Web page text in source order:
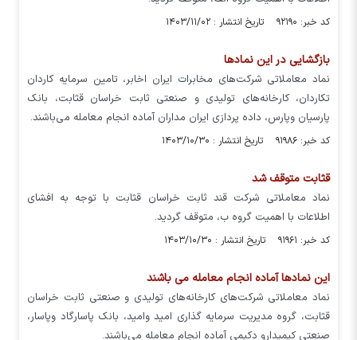
کد خبر: ۹۲۱۹۰ تاریخ انتشار : ۱۴۰۳/۱۱/۰۲
بازگشایی در این نمادها
نماد معاملاتی شرکت‌های مخابرات ایران اخابر، تامین سرمایه کاردان
تکاردان، کارخانه‌های تولیدی و صنعتی ثابت خراسان قثابت، بانک
پارسیان وپارس، داده پردازی ایران مداران آماده انجام معامله می‌باشند.
کد خبر: ۹۱۹۸۶ تاریخ انتشار : ۱۴۰۳/۱۰/۳۰
قثابت متوقف شد
نماد معاملاتی شرکت قند ثابت خراسان قثابت با توجه به افشای
اطلاعات با اهمیت گروه ب، متوقف گردید.
کد خبر: ۹۱۹۶۱ تاریخ انتشار : ۱۴۰۳/۱۰/۳۰
این نمادها آماده انجام معامله می باشند
نماد معاملاتی شرکت‌های کارخانه‌های تولیدی و صنعتی ثابت خراسان
قثابت، گروه مدیریت سرمایه گذاری امید وامید، بانک پاسارگاد وپاسار،
صنعتی کیمیدارو دکیمی آماده انجام معامله می‌باشند.